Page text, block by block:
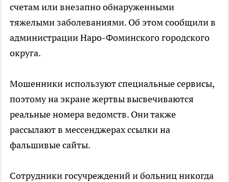
счетам или внезапно обнаруженными
тяжелыми заболеваниями. Об этом сообщили в
администрации Наро-Фоминского городского
округа.
Мошенники используют специальные сервисы,
поэтому на экране жертвы высвечиваются
реальные номера ведомств. Они также
рассылают в мессенджерах ссылки на
фальшивые сайты.
Сотрудники госучреждений и больниц никогда